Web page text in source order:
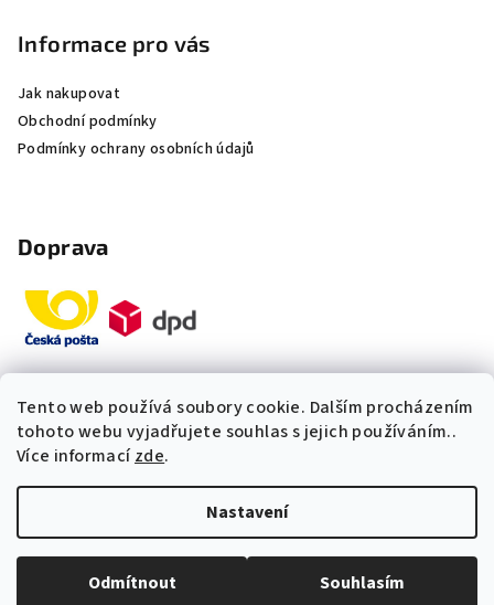
Tento web používá soubory cookie. Dalším procházením
tohoto webu vyjadřujete souhlas s jejich používáním..
Více informacízde.
Nastavení
Odmítnout Souhlasím
Informace pro vás
Jak nakupovat
Obchodní podmínky
Podmínky ochrany osobních údajů
Doprava
Platby
Upravit nastavení cookies
„Odpovídáme okamžitě. S čím
vám můžeme pomoci?“